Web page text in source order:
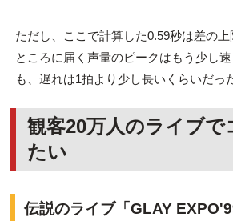
ただし、ここで計算した0.59秒は差の
ところに届く声量のピークはもう少し
も、遅れは1拍より少し長いくらいだっ
観客20万人のライブで
たい
伝説のライブ「GLAY